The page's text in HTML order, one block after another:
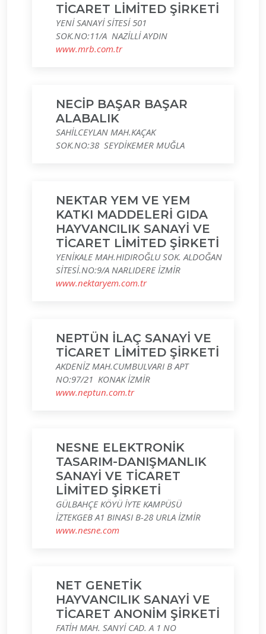
TİCARET LİMİTED ŞİRKETİ
YENİ SANAYİ SİTESİ 501
SOK.NO:11/A NAZİLLİ AYDIN
www.mrb.com.tr
NECİP BAŞAR BAŞAR
ALABALIK
SAHİLCEYLAN MAH.KAÇAK
SOK.NO:38 SEYDİKEMER MUĞLA
NEKTAR YEM VE YEM
KATKI MADDELERİ GIDA
HAYVANCILIK SANAYİ VE
TİCARET LİMİTED ŞİRKETİ
YENİKALE MAH.HIDIROĞLU SOK. ALDOĞAN
SİTESİ.NO:9/A NARLIDERE İZMİR
www.nektaryem.com.tr
NEPTÜN İLAÇ SANAYİ VE
TİCARET LİMİTED ŞİRKETİ
AKDENİZ MAH.CUMBULVARI B APT
NO:97/21 KONAK İZMİR
www.neptun.com.tr
NESNE ELEKTRONİK
TASARIM-DANIŞMANLIK
SANAYİ VE TİCARET
LİMİTED ŞİRKETİ
GÜLBAHÇE KÖYÜ İYTE KAMPÜSÜ
İZTEKGEB A1 BINASI B-28 URLA İZMİR
www.nesne.com
NET GENETİK
HAYVANCILIK SANAYİ VE
TİCARET ANONİM ŞİRKETİ
FATİH MAH. SANYİ CAD. A 1 NO